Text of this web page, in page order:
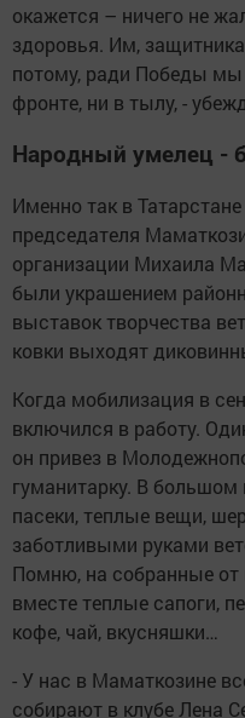
окажется – ничего не
здоровья. Им,
потому, ради Победы мы
фронте, ни в тылу, -
Народный умелец -
Именно так в
председателя
организации Михаила
были украшением
выставок творчества
ковки выходят
Когда мобилизация в
включился в работу.
он привез в
гуманитарку. В большом
пасеки, теплые вещи,
заботливыми руками
Помню, на собранные от
вместе теплые сапоги,
кофе, чай, вкусняшки…
- У нас в Маматкозине
собирают в клубе Лена